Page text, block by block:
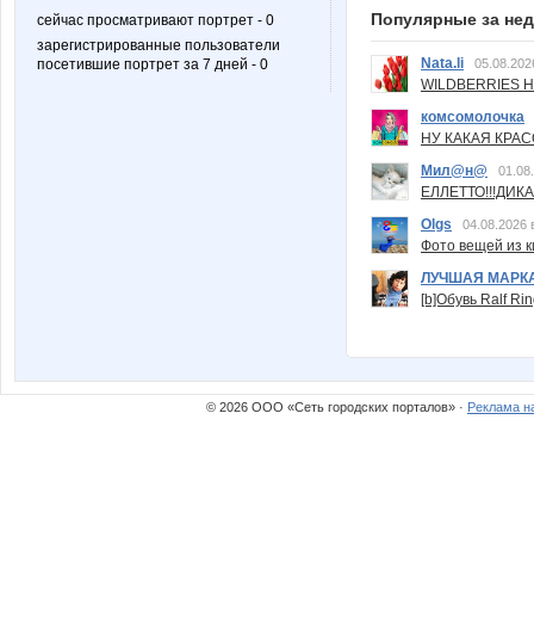
сейчас просматривают портрет - 0
зарегистрированные пользователи
посетившие портрет за 7 дней - 0
Популярные за
Nata.li
комсомолочка
НУ КАКАЯ
Мил@н@
Olgs
04.08.2026
Фото вещей из
ЛУЧШАЯ
[b]Обувь Ralf
© 2026 ООО «Сеть городских порталов» · Реклама